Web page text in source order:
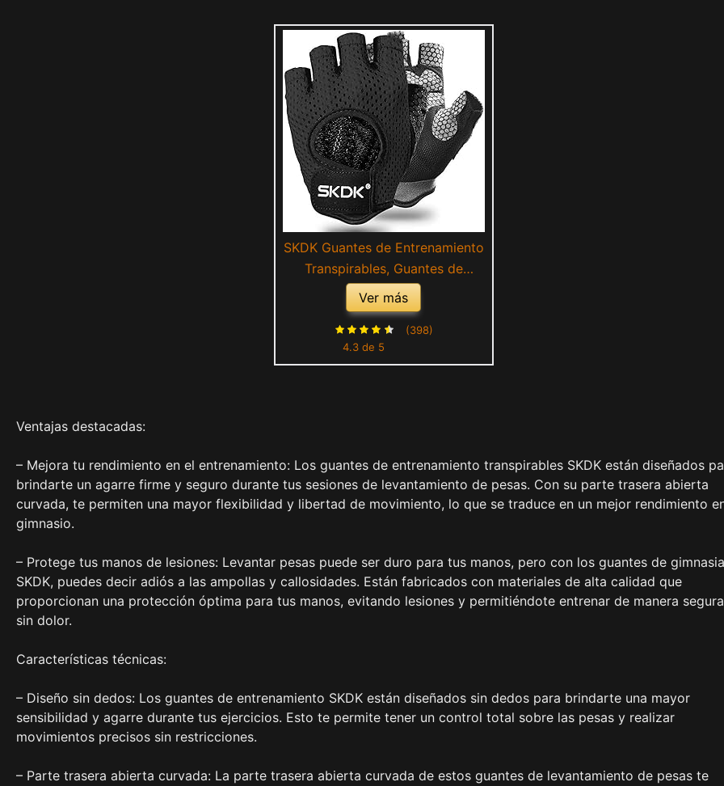
SKDK Guantes de Entrenamiento
Transpirables, Guantes de
Ejercicio de Gimnasio sin Dedos
para Levantamiento de Pesas con
Espalda Abierta Curvada,
Guantes de Gimnasio para
Ver más
4.3 de 5
(398)
Ventajas destacadas:
– Mejora tu rendimiento en el entrenamiento: Los guantes de entrenamiento transpirables SKDK están diseñados
brindarte un agarre firme y seguro durante tus sesiones de levantamiento de pesas. Con su parte trasera abierta
curvada, te permiten una mayor flexibilidad y libertad de movimiento, lo que se traduce en un mejor rendimiento
gimnasio.
– Protege tus manos de lesiones: Levantar pesas puede ser duro para tus manos, pero con los guantes de gimnasia
SKDK, puedes decir adiós a las ampollas y callosidades. Están fabricados con materiales de alta calidad que
proporcionan una protección óptima para tus manos, evitando lesiones y permitiéndote entrenar de manera
sin dolor.
Características técnicas:
– Diseño sin dedos: Los guantes de entrenamiento SKDK están diseñados sin dedos para brindarte una mayor
sensibilidad y agarre durante tus ejercicios. Esto te permite tener un control total sobre las pesas y realizar
movimientos precisos sin restricciones.
– Parte trasera abierta curvada: La parte trasera abierta curvada de estos guantes de levantamiento de pesas te